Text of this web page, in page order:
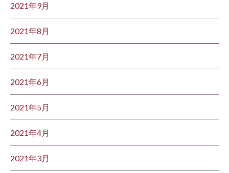
2021年9月
2021年8月
2021年7月
2021年6月
2021年5月
2021年4月
2021年3月